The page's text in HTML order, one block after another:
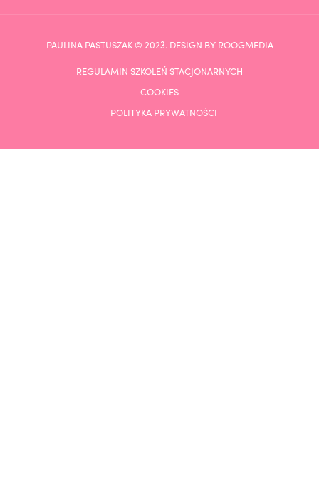
PAULINA PASTUSZAK © 2023. DESIGN BY ROOGMEDIA
REGULAMIN SZKOLEŃ STACJONARNYCH
COOKIES
POLITYKA PRYWATNOŚCI